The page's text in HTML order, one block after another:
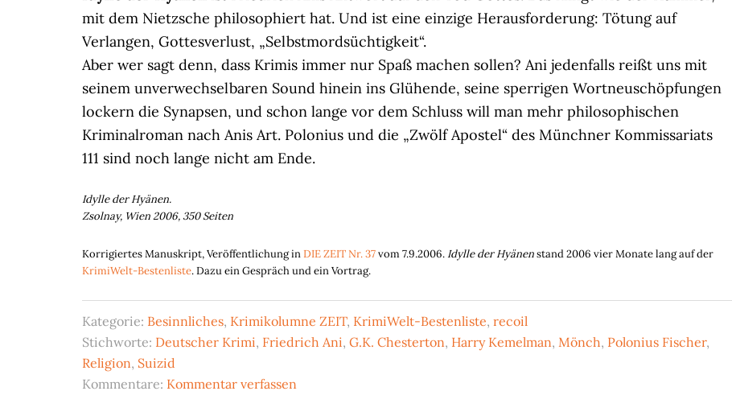
mit dem Nietzsche philosophiert hat. Und ist eine einzige Herausforderung: Tötung auf
Verlangen, Gottesverlust, „Selbstmordsüchtigkeit“.
Aber wer sagt denn, dass Krimis immer nur Spaß machen sollen? Ani jedenfalls reißt uns mit
seinem unverwechselbaren Sound hinein ins Glühende, seine sperrigen Wortneuschöpfungen
lockern die Synapsen, und schon lange vor dem Schluss will man mehr philosophischen
Kriminalroman nach Anis Art. Polonius und die „Zwölf Apostel“ des Münchner Kommissariats
111 sind noch lange nicht am Ende.
Idylle der Hyänen.
Zsolnay, Wien 2006, 350 Seiten
Korrigiertes Manuskript, Veröffentlichung inDIE ZEIT Nr. 37vom 7.9.2006.Idylle der Hyänenstand 2006 vier Monate lang auf der
KrimiWelt-Bestenliste. Dazu ein Gespräch und ein Vortrag.
Kategorie: Besinnliches, Krimikolumne ZEIT, KrimiWelt-Bestenliste, recoil
Stichworte: Deutscher Krimi, Friedrich Ani, G.K. Chesterton, Harry Kemelman, Mönch, Polonius Fischer,
Religion, Suizid
Kommentare: Kommentar verfassen